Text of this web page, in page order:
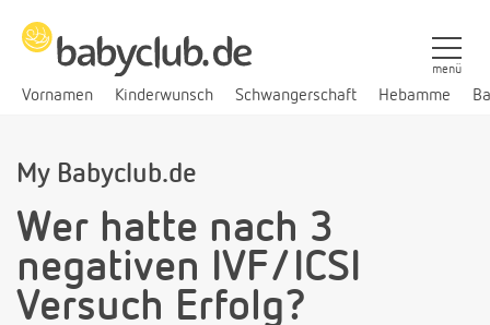
Vornamen Kinderwunsch Schwangerschaft Hebamme
menü
My Babyclub.de
Wer hatte nach 3
negativen IVF/ICSI
Versuch Erfolg?